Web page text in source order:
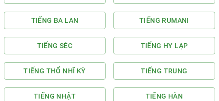
TIẾNG BA LAN TIẾNG RUMANI
TIẾNG SÉC TIẾNG HY LẠP
TIẾNG THỔ NHĨ KỲ TIẾNG TRUNG
TIẾNG NHẬT TIẾNG HÀN